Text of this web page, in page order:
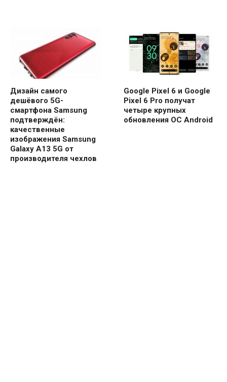
Дизайн самого
дешёвого 5G-
смартфона Samsung
подтверждён:
качественные
изображения Samsung
Galaxy A13 5G от
производителя чехлов
Google Pixel 6 и Google
Pixel 6 Pro получат
четыре крупных
обновления ОС Android